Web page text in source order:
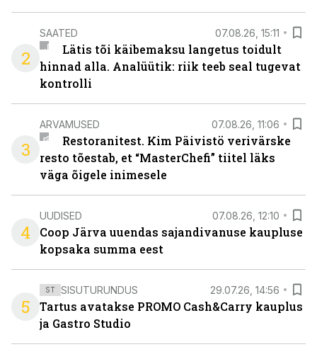
2
SAATED 07.08.26, 15:11
Lätis tõi käibemaksu langetus toidult
hinnad alla. Analüütik: riik teeb seal tugevat
kontrolli
3
ARVAMUSED 07.08.26, 11:06
Restoranitest. Kim Päivistö verivärske
resto tõestab, et “MasterChefi” tiitel läks
väga õigele inimesele
4
UUDISED 07.08.26, 12:10
Coop Järva uuendas sajandivanuse kaupluse
kopsaka summa eest
5
ST SISUTURUNDUS 29.07.26, 14:56
Tartus avatakse PROMO Cash&Carry kauplus
ja Gastro Studio